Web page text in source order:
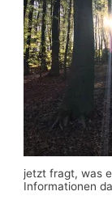
jetzt fragt, was
Informationen